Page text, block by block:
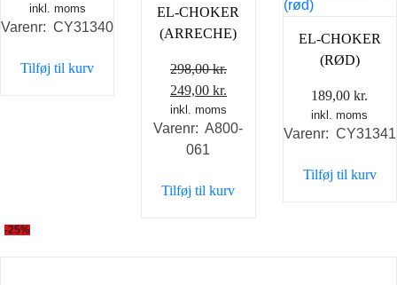
inkl. moms
Varenr: CY31340
Tilføj til kurv
EL-CHOKER
(ARRECHE)
298,00kr.
Den
oprindelige
pris
var:
249,00 kr.
aktuelle
pris
inkl. moms
Varenr: A800-
061
Tilføj til kurv
EL-CHOKER
(RØD)
189,00kr.
inkl. moms
Varenr: CY31341
Tilføj til kurv
-25%